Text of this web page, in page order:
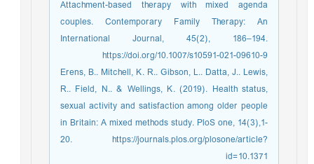
Attachment-based therapy with mixed agenda
couples. Contemporary Family Therapy: An
International Journal, 45(2), 186–194.
https://doi.org/10.1007/s10591-021-09610-9
Erens, B.. Mitchell, K. R.. Gibson, L.. Datta, J.. Lewis,
R.. Field, N.. & Wellings, K. (2019). Health status,
sexual activity and satisfaction among older people
in Britain: A mixed methods study. PloS one, 14(3),1-
20. https://journals.plos.org/plosone/article?
id=10.1371